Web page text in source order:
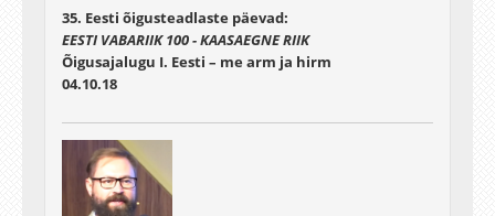
35. Eesti õigusteadlaste päevad:
EESTI VABARIIK 100 - KAASAEGNE RIIK
Õigusajalugu I. Eesti – me arm ja hirm
04.10.18